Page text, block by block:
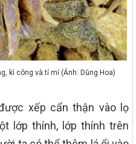
kì công và tỉ mỉ (Ảnh: Dũng Hoa)
xếp cẩn thận vào lọ
lớp thính, lớp thính trên